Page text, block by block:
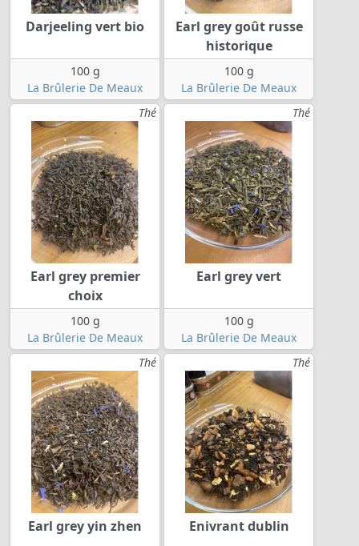
Darjeeling vert bio
100 g
La Brûlerie De Meaux
Earl grey goût russe
historique
100 g
La Brûlerie De Meaux
Thé
Earl grey premier
choix
100 g
La Brûlerie De Meaux
Thé
Earl grey vert
100 g
La Brûlerie De Meaux
Thé
Earl grey yin zhen
Thé
Enivrant dublin